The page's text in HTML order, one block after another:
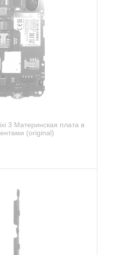
3 Материнская плата в
(original)